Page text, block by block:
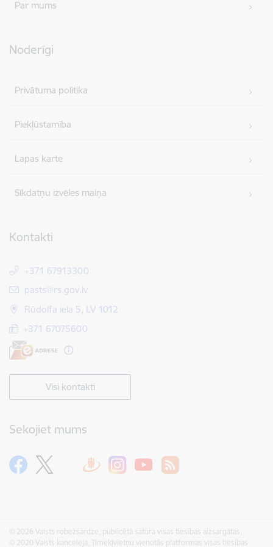
Par mums
Noderīgi
Privātuma politika
Piekļūstamība
Lapas karte
Sīkdatņu izvēles maiņa
Kontakti
+371 67913300
E-pasts:
pasts@rs.gov.lv
Rūdolfa iela 5, LV 1012
+371 67075600
Visi kontakti
Sekojiet mums
© 2026 Valsts robežsardze, publicētā satura visas tiesības aizsargātas.
© 2020 Valsts kanceleja, Tīmekļvietņu vienotās platformas visas tiesības